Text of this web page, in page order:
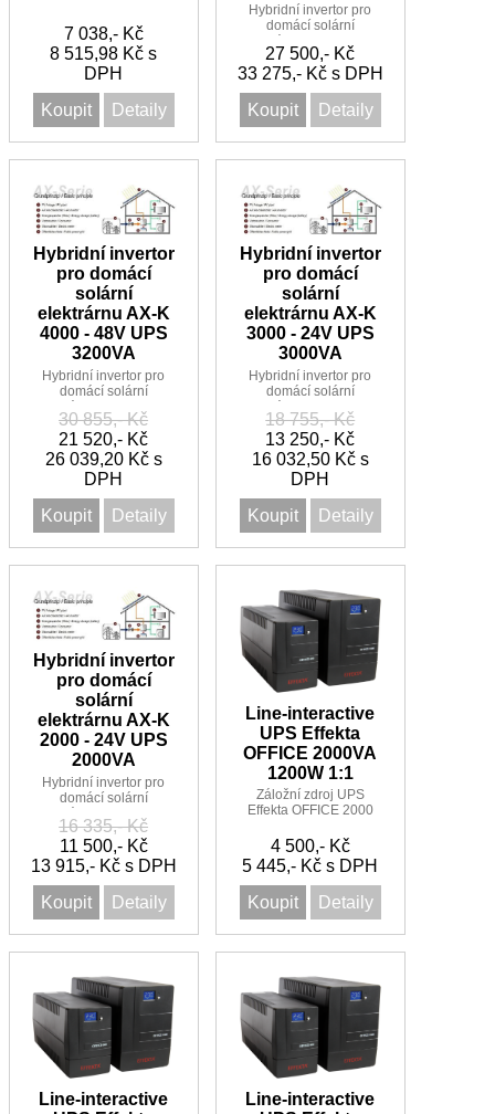
minut
7 038,- Kč
8 515,98 Kč s
DPH
Koupit
Detaily
Hybridní invertor pro
domácí solární
elektrárnu AX-K 5000 -
48V s PWM regulátorem
vhodné i jako UPS
27 500,- Kč
33 275,- Kč s DPH
Koupit
Detaily
Hybridní invertor
pro domácí
solární
elektrárnu AX-K
4000 - 48V UPS
3200VA
Hybridní invertor pro
domácí solární
48V s PWM regulátorem
vhodné i jako UPS
30 855,- Kč
21 520,- Kč
26 039,20 Kč s
DPH
Koupit
Detaily
Hybridní invertor
pro domácí
solární
elektrárnu AX-K
3000 - 24V UPS
3000VA
Hybridní invertor pro
domácí solární
24V s PWM regulátorem
vhodné i jako UPS
18 755,- Kč
13 250,- Kč
16 032,50 Kč s
DPH
Koupit
Detaily
Hybridní invertor
pro domácí
solární
elektrárnu AX-K
2000 - 24V UPS
2000VA
Hybridní invertor pro
domácí solární
elektrárnu AX-K 2000 -
24V s PWM regulátorem
vhodné i jako UPS
16 335,- Kč
11 500,- Kč
13 915,- Kč s DPH
Koupit
Detaily
Line-interactive
UPS Effekta
OFFICE 2000VA
1200W 1:1
Záložní zdroj UPS
Effekta OFFICE 2000
UPS 2000VA/1200W
1:1 3 minut
4 500,- Kč
5 445,- Kč s DPH
Koupit
Detaily
Line-interactive
Line-interactive